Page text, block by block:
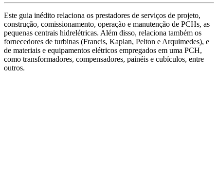
Este guia inédito relaciona os prestadores de serviços de projeto,
construção, comissionamento, operação e manutenção de PCHs, as
pequenas centrais hidrelétricas. Além disso, relaciona também os
fornecedores de turbinas (Francis, Kaplan, Pelton e Arquimedes), e
de materiais e equipamentos elétricos empregados em uma PCH,
como transformadores, compensadores, painéis e cubículos, entre
outros.